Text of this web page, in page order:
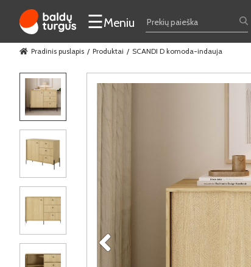
☰Meniu
Pradinis puslapis Produktai SCANDI D komoda-indauja